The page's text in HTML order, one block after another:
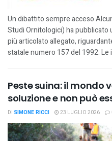
Un dibattito sempre acceso
Studi Ornitologici) ha
più articolato allegato,
statale numero 157 del 1992.
Peste suina: il mondo
soluzione e non può
DI SIMONE RICCI 23 LUGLIO 2026